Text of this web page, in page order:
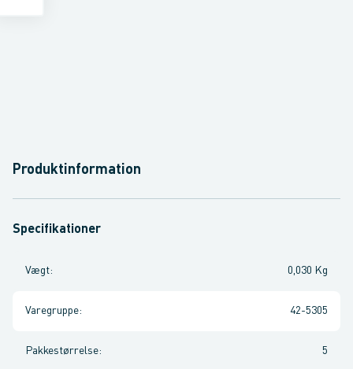
Produktinformation
Specifikationer
Vægt: 0,030 Kg
Varegruppe: 42-5305
Pakkestørrelse: 5